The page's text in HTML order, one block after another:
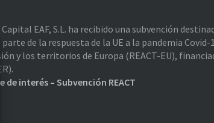
Capital EAF, S.L. ha recibido una subvención
de la respuesta de la UE a la pandemia
y los territorios de Europa (REACT-EU),
de interés – Subvención REACT